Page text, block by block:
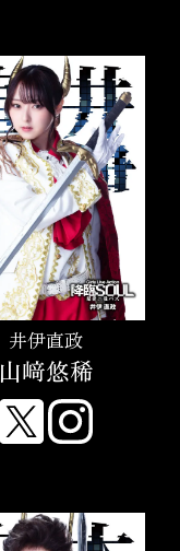
井伊直政
山﨑悠稀